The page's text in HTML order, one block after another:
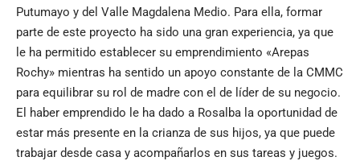
Putumayo y del Valle Magdalena Medio. Para ella, formar
parte de este proyecto ha sido una gran experiencia, ya que
le ha permitido establecer su emprendimiento «Arepas
Rochy» mientras ha sentido un apoyo constante de la CMMC
para equilibrar su rol de madre con el de líder de su negocio.
El haber emprendido le ha dado a Rosalba la oportunidad de
estar más presente en la crianza de sus hijos, ya que puede
trabajar desde casa y acompañarlos en sus tareas y juegos.